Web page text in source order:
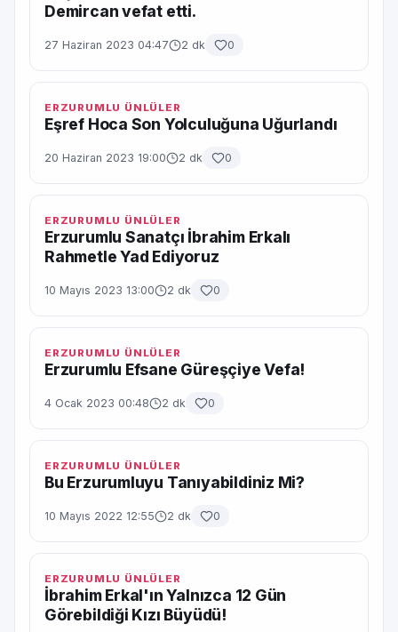
Demircan vefat etti.
27 Haziran 2023 04:47 2 dk 0
ERZURUMLU ÜNLÜLER
Eşref Hoca Son Yolculuğuna Uğurlandı
20 Haziran 2023 19:00 2 dk 0
ERZURUMLU ÜNLÜLER
Erzurumlu Sanatçı İbrahim Erkalı
Rahmetle Yad Ediyoruz
10 Mayıs 2023 13:00 2 dk 0
ERZURUMLU ÜNLÜLER
Erzurumlu Efsane Güreşçiye Vefa!
4 Ocak 2023 00:48 2 dk 0
ERZURUMLU ÜNLÜLER
Bu Erzurumluyu Tanıyabildiniz Mi?
10 Mayıs 2022 12:55 2 dk 0
ERZURUMLU ÜNLÜLER
İbrahim Erkal'ın Yalnızca 12 Gün
Görebildiği Kızı Büyüdü!